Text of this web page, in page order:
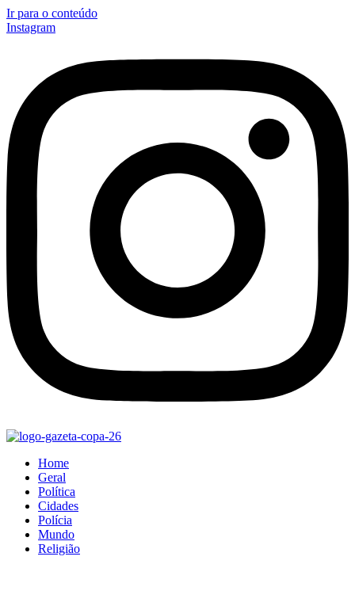
Ir para o conteúdo
Instagram
Home
Geral
Política
Cidades
Polícia
Mundo
Religião